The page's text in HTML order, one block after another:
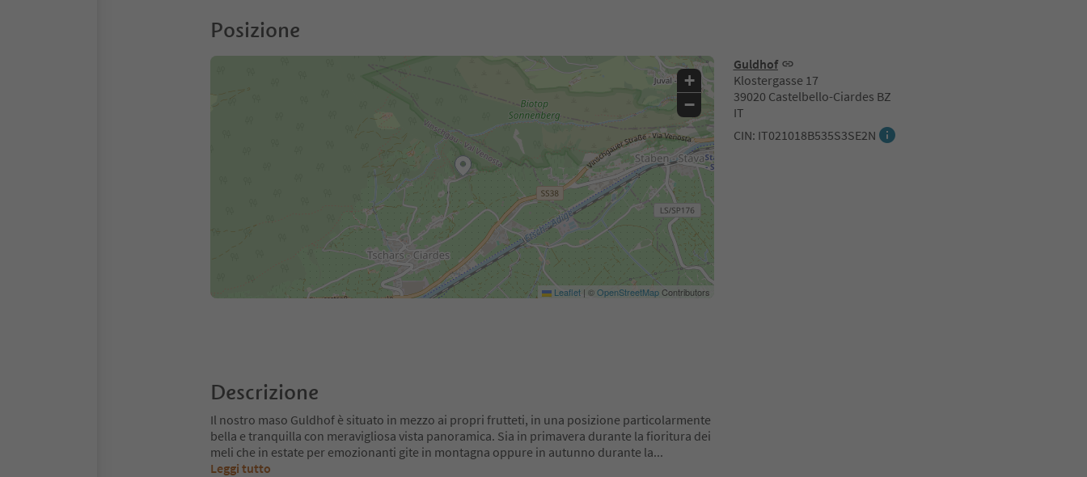
Posizione
Guldhof
Klostergasse 17
39020 Castelbello-Ciardes BZ
IT
CIN: IT021018B535S3SE2N
+
−
Leaflet | ©OpenStreetMapContributors
Descrizione
Il nostro maso Guldhof è situato in mezzo ai propri frutteti, in una posizione particolarmente
bella e tranquilla con meravigliosa vista panoramica. Sia in primavera durante la fioritura dei
meli che in estate per emozionanti gite in montagna oppure in autunno durante la...
Leggi tutto